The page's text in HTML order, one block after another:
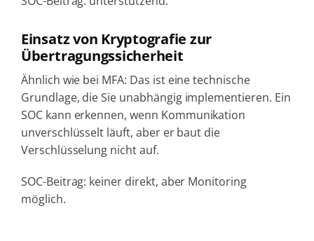
Einsatz von Kryptografie zur
Übertragungssicherheit
Ähnlich wie bei MFA: Das ist eine technische
Grundlage, die Sie unabhängig implementieren. Ein
SOC kann erkennen, wenn Kommunikation
unverschlüsselt läuft, aber er baut die
Verschlüsselung nicht auf.
SOC-Beitrag: keiner direkt, aber Monitoring
möglich.